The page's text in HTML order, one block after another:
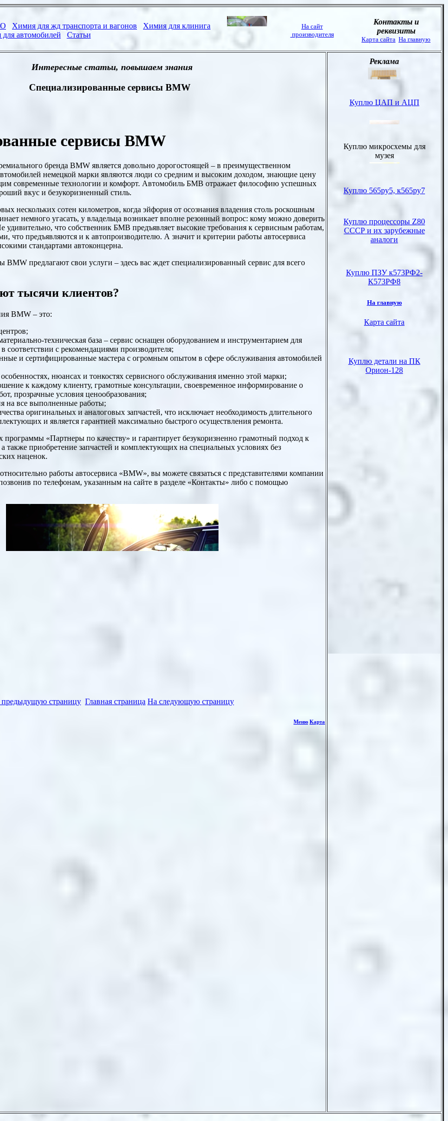
Интересные статьи, повышаем знания
Специализированные сервисы BMW
сервисы BMW
бренда BMW является довольно дорогостоящей – в преимущественном
немецкой марки являются люди со средним и высоким доходом, знающие цену
современные технологии и комфорт. Автомобиль БМВ отражает философию успешных
вкус и безукоризненный стиль.
нескольких сотен километров, когда эйфория от осознания владения столь роскошным
немного угасать, у владельца возникает вполне резонный вопрос: кому можно доверить
удивительно, что собственник БМВ предъявляет высокие требования к сервисным работам,
что предъявляются и к автопроизводителю. А значит и критерии работы автосервиса
стандартами автоконцерна.
предлагают свои услуги – здесь вас ждет специализированный сервис для всего
тысячи клиентов?
BMW – это:
техническая база – сервис оснащен оборудованием и инструментарием для
соответствии с рекомендациями производителя;
и сертифицированные мастера с огромным опытом в сфере обслуживания автомобилей
нюансах и тонкостях сервисного обслуживания именно этой марки;
к каждому клиенту, грамотные консультации, своевременное информирование о
прозрачные условия ценообразования;
на все выполненные работы;
оригинальных и аналоговых запчастей, что исключает необходимость длительного
и является гарантией максимально быстрого осуществления ремонта.
программы «Партнеры по качеству» и гарантирует безукоризненно грамотный подход к
также приобретение запчастей и комплектующих на специальных условиях без
наценок.
работы автосервиса «BMW», вы можете связаться с представителями компании
по телефонам, указанным на сайте в разделе «Контакты» либо с помощью
страницу Главная страница На следующую страницу
Меню Карта